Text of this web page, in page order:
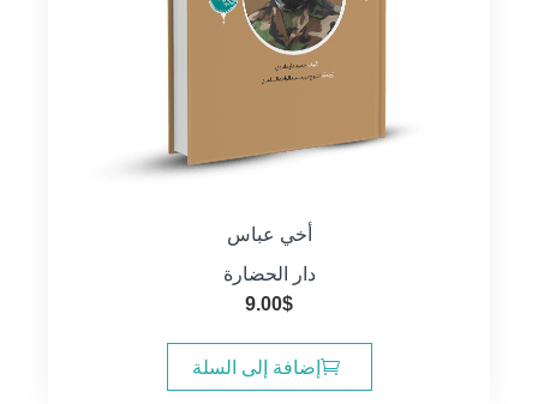
أخي عباس
دار الحضارة
9.00$
إضافة إلى السلة